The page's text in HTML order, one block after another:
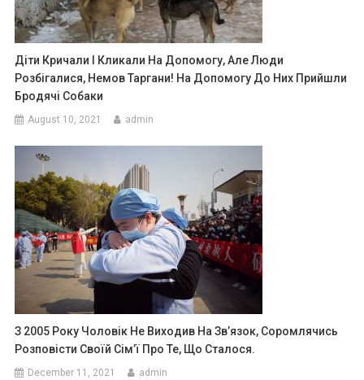
Діти Кричали І Кликали На Допомогу, Але Люди
Розбігалися, Немов Таргани! На Допомогу До Них Прийшли
Бродячі Собаки
August 10, 2021 admin
З 2005 Року Чоловік Не Виходив На Зв’язок, Соромлячись
Розповісти Своїй Сім’ї Про Те, Що Сталося.
December 11, 2021 admin